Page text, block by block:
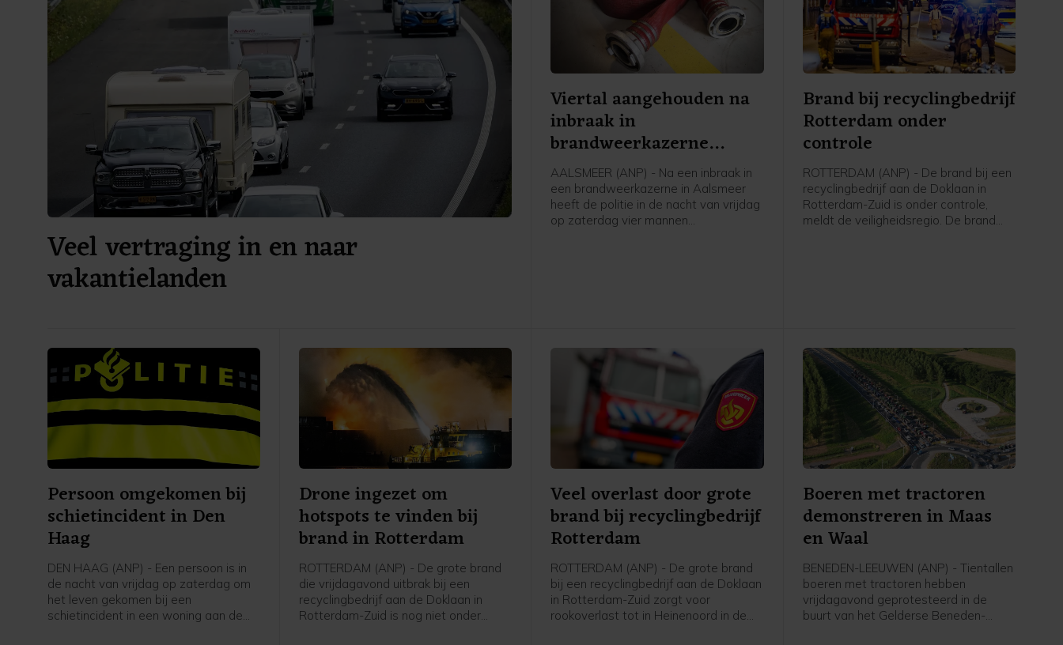
Veel vertraging in en naar
vakantielanden
Viertal aangehouden na
inbraak in
brandweerkazerne
Aalsmeer
AALSMEER (ANP) - Na een inbraak in
een brandweerkazerne in Aalsmeer
heeft de politie in de nacht van vrijdag
op zaterdag vier mannen
Brand bij recyclingbedrijf
Rotterdam onder
controle
ROTTERDAM (ANP) - De brand bij een
recyclingbedrijf aan de Doklaan in
Rotterdam-Zuid is onder controle,
meldt de veiligheidsregio. De brand
Persoon omgekomen bij
schietincident in Den
Haag
DEN HAAG (ANP) - Een persoon is in
de nacht van vrijdag op zaterdag om
het leven gekomen bij een
schietincident in een woning aan de
Drone ingezet om
hotspots te vinden bij
brand in Rotterdam
ROTTERDAM (ANP) - De grote brand
die vrijdagavond uitbrak bij een
recyclingbedrijf aan de Doklaan in
Rotterdam-Zuid is nog niet onder
Veel overlast door grote
brand bij recyclingbedrijf
Rotterdam
ROTTERDAM (ANP) - De grote brand
bij een recyclingbedrijf aan de Doklaan
in Rotterdam-Zuid zorgt voor
rookoverlast tot in Heinenoord in de
Boeren met tractoren
demonstreren in Maas
en Waal
BENEDEN-LEEUWEN (ANP) - Tientallen
boeren met tractoren hebben
vrijdagavond geprotesteerd in de
buurt van het Gelderse Beneden-